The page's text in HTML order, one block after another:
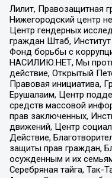
Лилит, Правозащитная
Нижегородский центр
Центр гендерных
граждан Штаб,
Фонд борьбы с
НАСИЛИЮ.НЕТ, Мы
действие, Открытый
Правовая инициатива,
Ерушалаим, Центр
средств массовой
прав заключенных,
движений, Центр
Действие,
защиты прав граждан,
осужденным и их
Серебряная тайга, Так-